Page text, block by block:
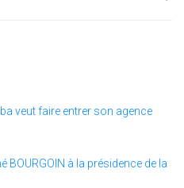
veut faire entrer son agence
BOURGOIN à la présidence de la